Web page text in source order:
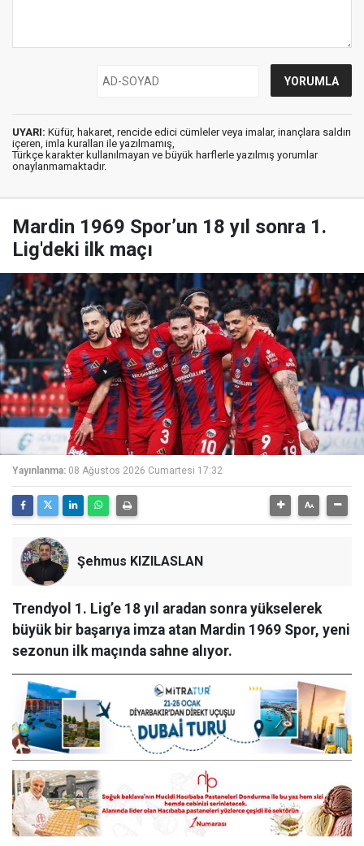
UYARI: Küfür, hakaret, rencide edici cümleler veya imalar, inançlara saldırı
içeren, imla kuralları ile yazılmamış,
Türkçe karakter kullanılmayan ve büyük harflerle yazılmış yorumlar
onaylanmamaktadır.
Mardin 1969 Spor’un 18 yıl sonra 1.
Lig'deki ilk maçı
Yayınlanma: 08 Ağustos 2026 Cumartesi 17:32
Şehmus KIZILASLAN
Trendyol 1. Lig’e 18 yıl aradan sonra yükselerek
büyük bir başarıya imza atan Mardin 1969 Spor, yeni
sezonun ilk maçında sahne alıyor.